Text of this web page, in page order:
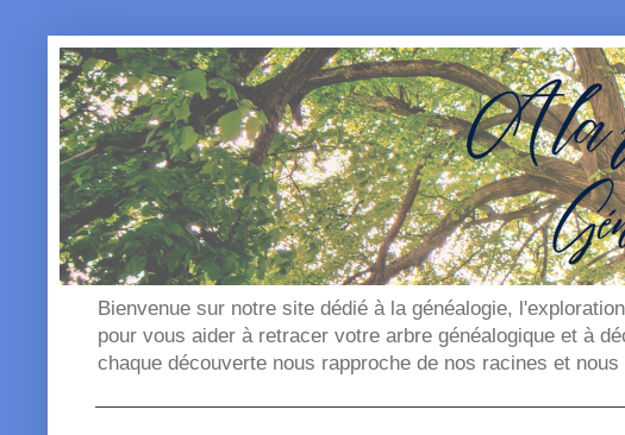
Bienvenue sur notre site dédié à la généalogie,
pour vous aider à retracer votre arbre généalogique et à
chaque découverte nous rapproche de nos racines et